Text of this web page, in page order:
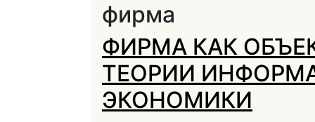
фирма
ФИРМА КАК
ТЕОРИИ
ЭКОНОМИКИ